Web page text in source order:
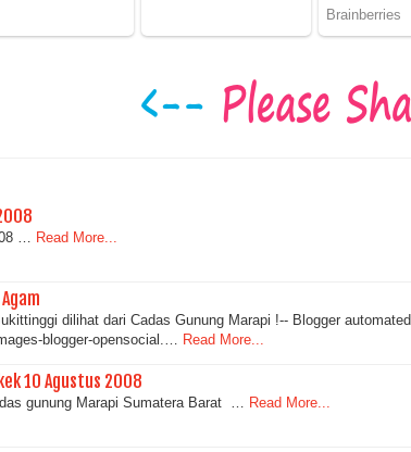
… Read More...
dilihat dari Cadas Gunung Marapi !-- Blogger automated
blogger-opensocial.…
Read More...
10 Agustus 2008
gunung Marapi Sumatera Barat … Read More...